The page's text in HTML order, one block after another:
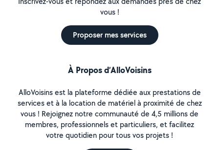
vous !
Proposer mes services
À Propos d’AlloVoisins
AlloVoisins est la plateforme dédiée aux prestations de
services et à la location de matériel à proximité de chez
vous ! Rejoignez notre communauté de 4,5 millions de
membres, professionnels et particuliers, et facilitez
votre quotidien pour tous vos projets !